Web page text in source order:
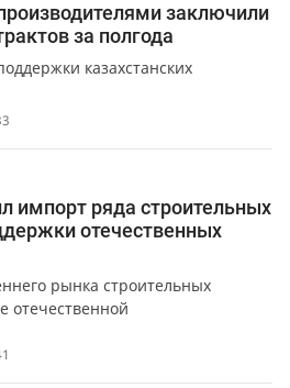
заключили
за полгода
казахстанских
импорт ряда строительных
отечественных
рынка строительных
отечественной